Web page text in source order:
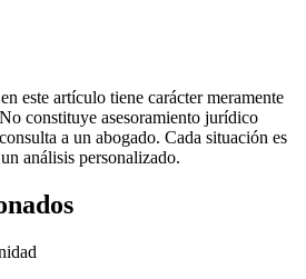
este artículo tiene carácter meramente
constituye asesoramiento jurídico
a un abogado. Cada situación es
análisis personalizado.